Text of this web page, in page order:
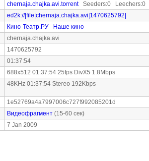
chernaja.chajka.avi.torrentSeeders:0 Leechers:0
ed2k://|file|chernaja.chajka.avi|1470625792|
Кино-Театр.РУ
Наше кино
chernaja.chajka.avi
1470625792
01:37:54
688x512 01:37:54 25fps DivX5 1.8Mbps
48KHz 01:37:54 Stereo 192Kbps
1e52769a4a7997006c727f992085201d
Видеофрагмент (15-60 сек)
7 Jan 2009